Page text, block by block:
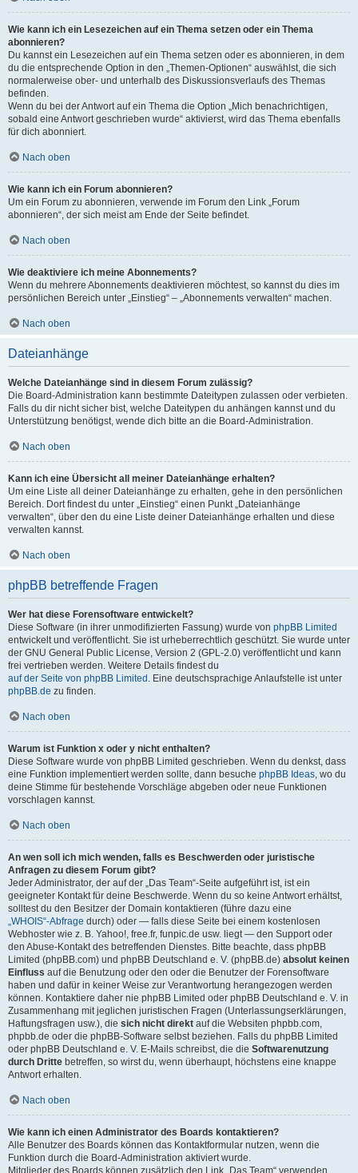
Wie kann ich ein Lesezeichen auf ein Thema setzen oder ein Thema
abonnieren?
Du kannst ein Lesezeichen auf ein Thema setzen oder es abonnieren, in dem
du die entsprechende Option in den „Themen-Optionen“ auswählst, die sich
normalerweise ober- und unterhalb des Diskussionsverlaufs des Themas
befinden.
Wenn du bei der Antwort auf ein Thema die Option „Mich benachrichtigen,
sobald eine Antwort geschrieben wurde“ aktivierst, wird das Thema ebenfalls
für dich abonniert.
Nach oben
Wie kann ich ein Forum abonnieren?
Um ein Forum zu abonnieren, verwende im Forum den Link „Forum
abonnieren“, der sich meist am Ende der Seite befindet.
Nach oben
Wie deaktiviere ich meine Abonnements?
Wenn du mehrere Abonnements deaktivieren möchtest, so kannst du dies im
persönlichen Bereich unter „Einstieg“ – „Abonnements verwalten“ machen.
Nach oben
Dateianhänge
Welche Dateianhänge sind in diesem Forum zulässig?
Die Board-Administration kann bestimmte Dateitypen zulassen oder verbieten.
Falls du dir nicht sicher bist, welche Dateitypen du anhängen kannst und du
Unterstützung benötigst, wende dich bitte an die Board-Administration.
Nach oben
Kann ich eine Übersicht all meiner Dateianhänge erhalten?
Um eine Liste all deiner Dateianhänge zu erhalten, gehe in den persönlichen
Bereich. Dort findest du unter „Einstieg“ einen Punkt „Dateianhänge
verwalten“, über den du eine Liste deiner Dateianhänge erhalten und diese
verwalten kannst.
Nach oben
phpBB betreffende Fragen
Wer hat diese Forensoftware entwickelt?
Diese Software (in ihrer unmodifizierten Fassung) wurde von phpBB Limited
entwickelt und veröffentlicht. Sie ist urheberrechtlich geschützt. Sie wurde unter
der GNU General Public License, Version 2 (GPL-2.0) veröffentlicht und kann
frei vertrieben werden. Weitere Details findest du
auf der Seite von phpBB Limited . Eine deutschsprachige Anlaufstelle ist unter
phpBB.de zu finden.
Nach oben
Warum ist Funktion x oder y nicht enthalten?
Diese Software wurde von phpBB Limited geschrieben. Wenn du denkst, dass
eine Funktion implementiert werden sollte, dann besuche phpBB Ideas, wo du
deine Stimme für bestehende Vorschläge abgeben oder neue Funktionen
vorschlagen kannst.
Nach oben
An wen soll ich mich wenden, falls es Beschwerden oder juristische
Anfragen zu diesem Forum gibt?
Jeder Administrator, der auf der „Das Team“-Seite aufgeführt ist, ist ein
geeigneter Kontakt für deine Beschwerde. Wenn du so keine Antwort erhältst,
solltest du den Besitzer der Domain kontaktieren (führe dazu eine
„WHOIS“-Abfrage durch) oder — falls diese Seite bei einem kostenlosen
Webhoster wie z. B. Yahoo!, free.fr, funpic.de usw. liegt — den Support oder
den Abuse-Kontakt des betreffenden Dienstes. Bitte beachte, dass phpBB
Limited (phpBB.com) und phpBB Deutschland e. V. (phpBB.de) absolut keinen
Einfluss auf die Benutzung oder den oder die Benutzer der Forensoftware
haben und dafür in keiner Weise zur Verantwortung herangezogen werden
können. Kontaktiere daher nie phpBB Limited oder phpBB Deutschland e. V. in
Zusammenhang mit jeglichen juristischen Fragen (Unterlassungserklärungen,
Haftungsfragen usw.), die sich nicht direkt auf die Websiten phpbb.com,
phpbb.de oder die phpBB-Software selbst beziehen. Falls du phpBB Limited
oder phpBB Deutschland e. V. E-Mails schreibst, die die Softwarenutzung
durch Dritte betreffen, so wirst du, wenn überhaupt, höchstens eine knappe
Antwort erhalten.
Nach oben
Wie kann ich einen Administrator des Boards kontaktieren?
Alle Benutzer des Boards können das Kontaktformular nutzen, wenn die
Funktion durch die Board-Administration aktiviert wurde.
Mitglieder des Boards können zusätzlich den Link „Das Team“ verwenden.